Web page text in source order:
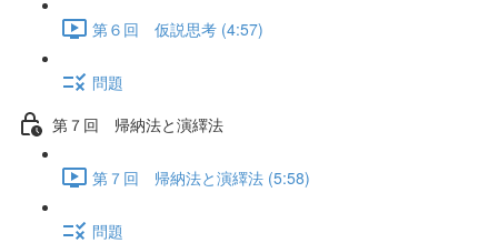
第６回 仮説思考 (4:57)
問題
第７回 帰納法と演繹法
第７回 帰納法と演繹法 (5:58)
問題